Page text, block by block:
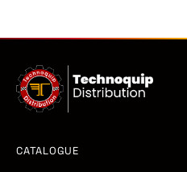
CATALOGUE